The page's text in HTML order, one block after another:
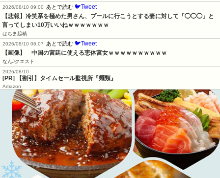
2026/08/10 09:00
あとで読む 🐦Tweet
【悲報】冷笑系を極めた男さん、プールに行こうとする妻に対して「◯◯◯」と
言ってしまい10万いいねｗｗｗｗｗｗｗ
はちま起稿
2026/08/10 06:07
あとで読む 🐦Tweet
【画像】　中国の宮廷に使える恵体宮女ｗｗｗｗｗｗｗｗｗｗ
なんJクエスト
2026/08/10
[PR] 【割引】タイムセール監視所『麺類』
Amazon